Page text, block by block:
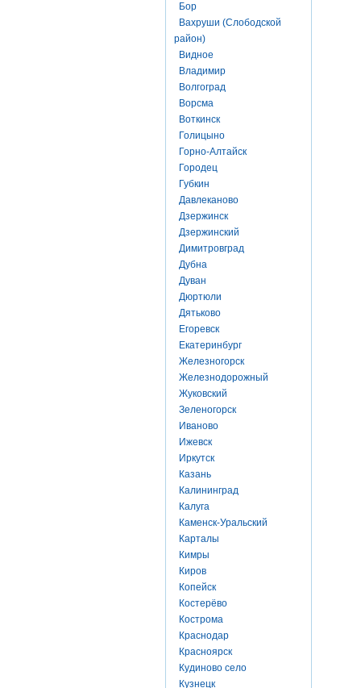
Бор
Вахруши (Слободской
район)
Видное
Владимир
Волгоград
Ворсма
Воткинск
Голицыно
Горно-Алтайск
Городец
Губкин
Давлеканово
Дзержинск
Дзержинский
Димитровград
Дубна
Дуван
Дюртюли
Дятьково
Егоревск
Екатеринбург
Железногорск
Железнодорожный
Жуковский
Зеленогорск
Иваново
Ижевск
Иркутск
Казань
Калининград
Калуга
Каменск-Уральский
Карталы
Кимры
Киров
Копейск
Костерёво
Кострома
Краснодар
Красноярск
Кудиново село
Кузнецк